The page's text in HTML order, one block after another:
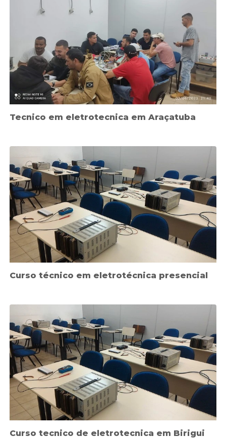
Tecnico em eletrotecnica em Araçatuba
Curso técnico em eletrotécnica presencial
Curso tecnico de eletrotecnica em Birigui